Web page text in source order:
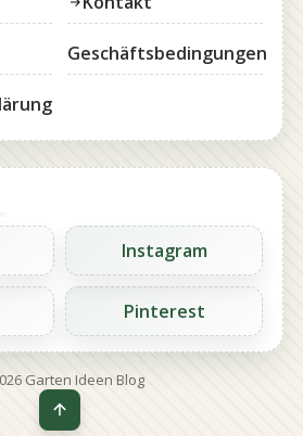
Geschäftsbedingungen
Instagram
Pinterest
Garten Ideen Blog